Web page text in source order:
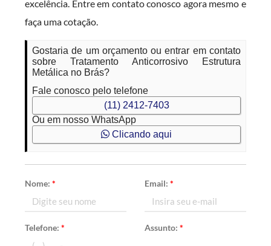
excelência. Entre em contato conosco agora mesmo e
faça uma cotação.
Gostaria de um orçamento ou entrar em contato
sobre Tratamento Anticorrosivo Estrutura
Metálica no Brás?
Fale conosco pelo telefone
(11) 2412-7403
Ou em nosso WhatsApp
Clicando aqui
Nome:* Email: *
Telefone:* Assunto: *